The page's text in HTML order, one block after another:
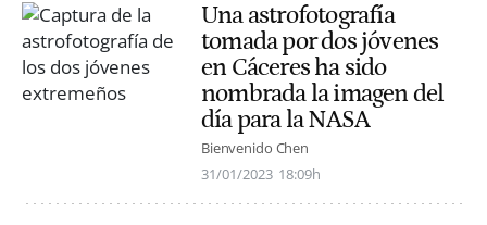
Una astrofotografía
tomada por dos jóvenes
en Cáceres ha sido
nombrada la imagen del
día para la NASA
Bienvenido Chen
31/01/2023 18:09h